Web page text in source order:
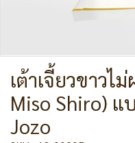
เต้าเจี้ยวขาวไ
Miso Shiro) แ
Jozo